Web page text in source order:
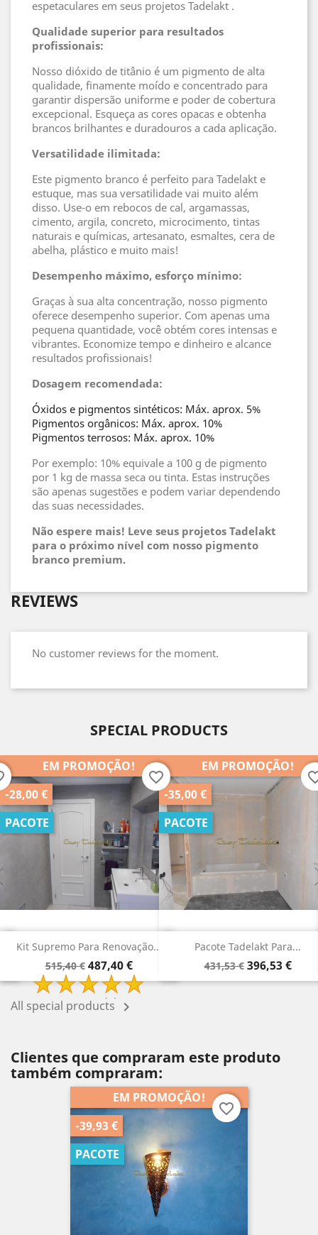
espetaculares em seus projetos Tadelakt .
Qualidade superior para resultados
profissionais:
Nosso dióxido de titânio é um pigmento de alta
qualidade, finamente moído e concentrado para
garantir dispersão uniforme e poder de cobertura
excepcional. Esqueça as cores opacas e obtenha
brancos brilhantes e duradouros a cada aplicação.
Versatilidade ilimitada:
Este pigmento branco é perfeito para Tadelakt e
estuque, mas sua versatilidade vai muito além
disso. Use-o em rebocos de cal, argamassas,
cimento, argila, concreto, microcimento, tintas
naturais e químicas, artesanato, esmaltes, cera de
abelha, plástico e muito mais!
Desempenho máximo, esforço mínimo:
Graças à sua alta concentração, nosso pigmento
oferece desempenho superior. Com apenas uma
pequena quantidade, você obtém cores intensas e
vibrantes. Economize tempo e dinheiro e alcance
resultados profissionais!
Dosagem recomendada:
Óxidos e pigmentos sintéticos: Máx. aprox. 5%
Pigmentos orgânicos: Máx. aprox. 10%
Pigmentos terrosos: Máx. aprox. 10%
Por exemplo: 10% equivale a 100 g de pigmento
por 1 kg de massa seca ou tinta. Estas instruções
são apenas sugestões e podem variar dependendo
das suas necessidades.
Não espere mais! Leve seus projetos Tadelakt
para o próximo nível com nosso pigmento
branco premium.
REVIEWS
No customer reviews for the moment.
SPECIAL PRODUCTS
Pacote Tadelakt Para...
Preço
normal
431,53 € Preço
396,53 €
EM PROMOÇÃO!
-35,00 €
PACOTE
favorite_border
Pacote De Renovação De...
Preço
normal
340,78 € Preço
315,78 €
EM PROMOÇÃO!
-25,00 €
PACOTE
All special products 
Clientes que compraram este produto
também compraram:
EM PROMOÇÃO!
-39,93 €
PACOTE
favorite_border